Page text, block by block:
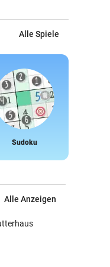
Alle Spiele
Sudoku
Alle Anzeigen